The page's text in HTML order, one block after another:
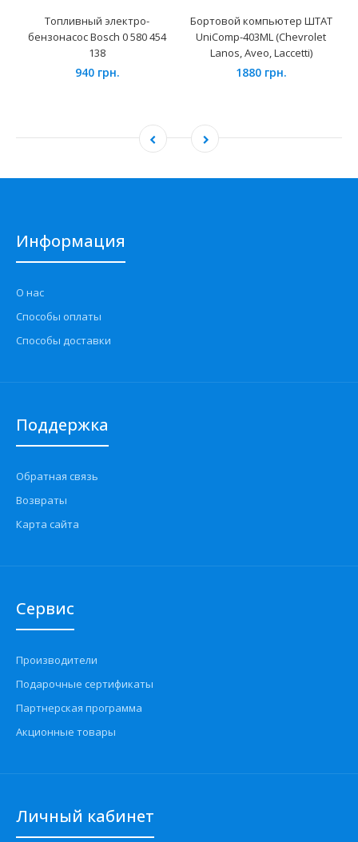
Топливный электро-
бензонасос Bosch 0 580 454
138
940 грн.
Бортовой компьютер ШТАТ
UniComp-403ML (Chevrolet
Lanos, Aveo, Laccetti)
1880 грн.
Информация
О нас
Способы оплаты
Способы доставки
Поддержка
Обратная связь
Возвраты
Карта сайта
Сервис
Производители
Подарочные сертификаты
Партнерская программа
Акционные товары
Личный кабинет